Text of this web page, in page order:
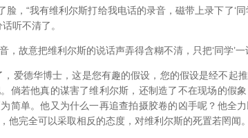
，“我有维利尔斯打给我电话的录音，磁带上录下了‘同
听不清了。
故意把维利尔斯的说话声弄得含糊不清，只把‘同学’一
德华博士，这是您有趣的假设，您的假设是经不起
倘若他真的谋害了维利尔斯，还制造了不在现场的假
简单。他又为什么一再追查拍摄胶卷的凶手呢？他全
他完全可以采取相反的态度，对维利尔斯的死置若罔闻